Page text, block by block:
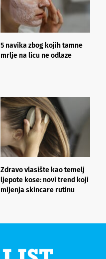
5 navika zbog kojih tamne
mrlje na licu ne odlaze
Zdravo vlasište kao temelj
ljepote kose: novi trend koji
mijenja skincare rutinu